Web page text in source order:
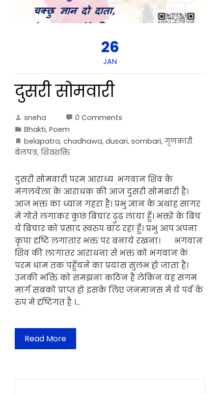
26
JAN
दुसरी सोमवारी
sneha
0 Comments
Bhakti, Poem
belapatra, chadhawa, dusari, sombari, गुणकारी
बेलपत्र, शिवशक्ति
दुसरी सोमवारी परम आराध्य भगवान शिव के
मंगलवेला के आराधक की आज दुसरी सोमबारी है।
आज भक्त का ध्यान गहरा है। प्रभु ज्ञान के अथाह सागर
मे गोते लगाकर कुछ बिचार ढ़ुढ लाया हुँ। भक्तो के बिच
ये बिचार को प्रसाद स्वरुप बांट रहा हुँ। प्रभु आप अपना
कृपा दृष्टि लगातार भक्त पर बनाये रखना। भगवान
शिव की लागातर आराधना से भक्त को भगवान के
परम धाम तक पहुँचने का प्रयास सुलभ हो जाता है।
उनकी भक्ति को समझना कठिन है लेकिन यह सगम
मार्ग सबको प्राप्त हो इसके लिए जनमानस मे ये पर्व के
रुप मे दृष्टिगत है ।…
Read More